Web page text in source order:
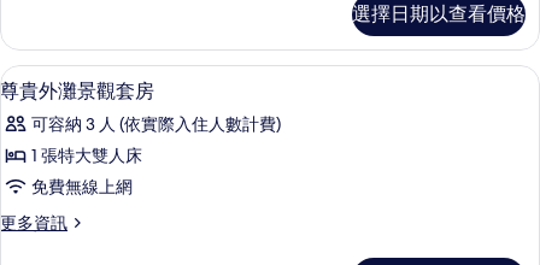
觀
客
房
的
所
有
相
外
灘
景
觀
客
房
詳
情
選擇日期以查看價格
顯
示
尊
貴
外
灘
42-吋 LCD 液晶電視、衛星頻道、電視
6
尊貴外灘景觀套房
可容納 3 人 (依實際入住人數計費)
1 張特大雙人床
免費無線上網
更多資訊
更